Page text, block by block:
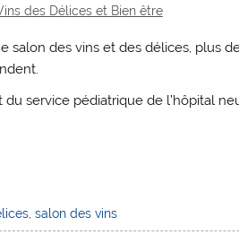
des Délices et Bien être
salon des vins et des délices, plus
service pédiatrique de l’hôpital
, salon des vins